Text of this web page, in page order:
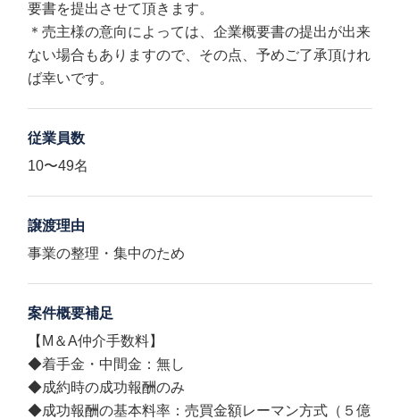
要書を提出させて頂きます。
＊売主様の意向によっては、企業概要書の提出が出来
ない場合もありますので、その点、予めご了承頂けれ
ば幸いです。
従業員数
10〜49名
譲渡理由
事業の整理・集中のため
案件概要補足
【M＆A仲介手数料】
◆着手金・中間金：無し
◆成約時の成功報酬のみ
◆成功報酬の基本料率：売買金額レーマン方式（５億